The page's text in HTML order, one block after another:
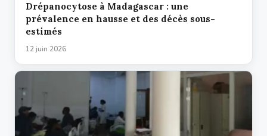
Drépanocytose à Madagascar : une
prévalence en hausse et des décès sous-
estimés
12 juin 2026